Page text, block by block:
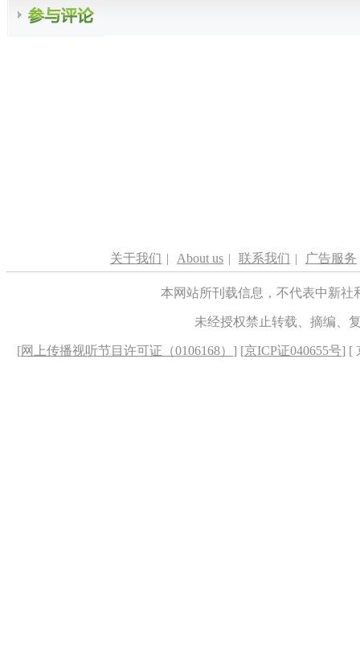
关于我们 | About us | 联系我们 | 广告服务
本网站所刊载信息，不代表中新
未经授权禁止转载、摘编、
[网上传播视听节目许可证（0106168） ] [京ICP证040655号] [